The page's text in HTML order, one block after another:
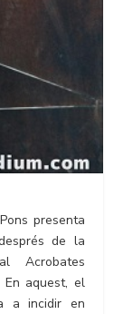
presenta
de la
Acrobates
En aquest, el
a incidir en